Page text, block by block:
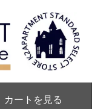
カートを見る